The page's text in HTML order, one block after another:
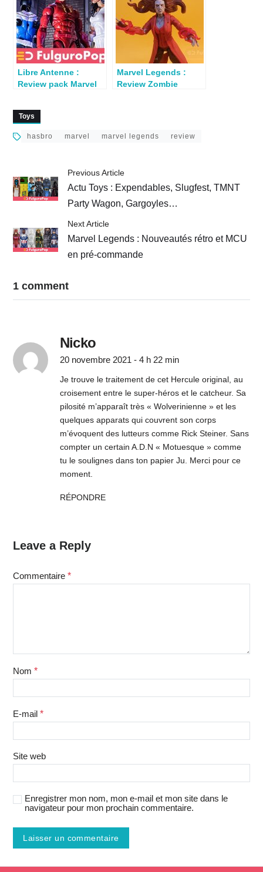
Libre Antenne :
Review pack Marvel
Marvel Legends :
Review Zombie
Toys
hasbro marvel marvel legends review
Previous Article
Actu Toys : Expendables, Slugfest, TMNT
Party Wagon, Gargoyles…
Next Article
Marvel Legends : Nouveautés rétro et MCU
en pré-commande
1 comment
Nicko
20 novembre 2021 - 4 h 22 min
Je trouve le traitement de cet Hercule original, au
croisement entre le super-héros et le catcheur. Sa
pilosité m’apparaît très « Wolverinienne » et les
quelques apparats qui couvrent son corps
m’évoquent des lutteurs comme Rick Steiner. Sans
compter un certain A.D.N « Motuesque » comme
tu le soulignes dans ton papier Ju. Merci pour ce
moment.
RÉPONDRE
Leave a Reply
Commentaire *
Nom *
E-mail *
Site web
Enregistrer mon nom, mon e-mail et mon site dans le
navigateur pour mon prochain commentaire.